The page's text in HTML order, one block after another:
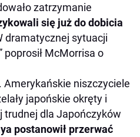
zatrzymanie
się już do dobicia
dramatycznej sytuacji
poprosił McMorrisa o
Amerykańskie niszczyciele
japońskie okręty i
trudnej dla Japończyków
postanowił przerwać